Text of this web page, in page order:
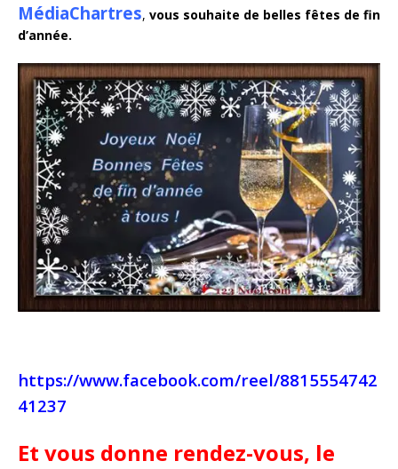
MédiaChartres, vous souhaite de belles fêtes de fin
d’année.
https://www.facebook.com/reel/8815554742
41237
Et vous donne rendez-vous, le